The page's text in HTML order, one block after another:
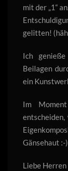
mit der „1“
gelitten!
Ich
Beilagen
ein
Im
Gänsehaut :-)
Liebe